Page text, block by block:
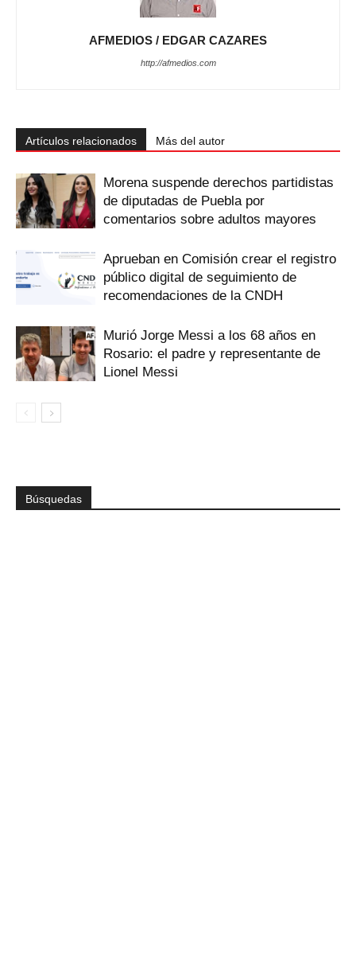
AFMEDIOS / EDGAR CAZARES
http://afmedios.com
Artículos relacionados Más del autor
Morena suspende derechos partidistas
de diputadas de Puebla por
comentarios sobre adultos mayores
Aprueban en Comisión crear el registro
público digital de seguimiento de
recomendaciones de la CNDH
Murió Jorge Messi a los 68 años en
Rosario: el padre y representante de
Lionel Messi
Búsquedas